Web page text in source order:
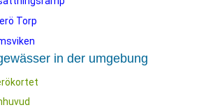
Torp
in der umgebung